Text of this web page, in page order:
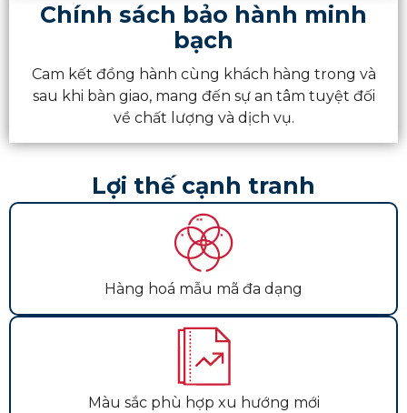
Chính sách bảo hành minh
bạch
Cam kết đồng hành cùng khách hàng trong và
sau khi bàn giao, mang đến sự an tâm tuyệt đối
về chất lượng và dịch vụ.
Lợi thế cạnh tranh
Hàng hoá mẫu mã đa dạng
Màu sắc phù hợp xu hướng mới